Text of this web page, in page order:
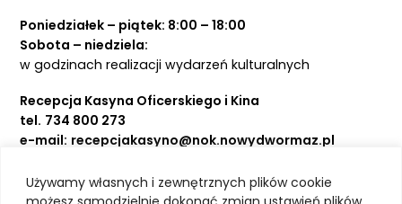
Używamy własnych i zewnętrznych plików cookie
Poniedziałek – piątek: 8:00 – 18:00
Sobota – niedziela:
w godzinach realizacji wydarzeń kulturalnych
Recepcja Kasyna Oficerskiego i Kina
tel. 734 800 273
e-mail: recepcjakasyno@nok.nowydwormaz.pl
Aktualności